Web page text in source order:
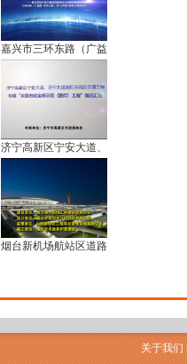
嘉兴市三环东路（广益
济宁高新区宁安大道、
烟台新机场航站区道路
关于我们